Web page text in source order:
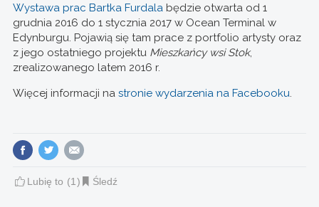
Wystawa prac Bartka Furdala będzie otwarta od 1
grudnia 2016 do 1 stycznia 2017 w Ocean Terminal w
Edynburgu. Pojawią się tam prace z portfolio artysty oraz
z jego ostatniego projektu Mieszkańcy wsi Stok,
zrealizowanego latem 2016 r.
Więcej informacji na stronie wydarzenia na Facebooku.
Lubię to 1 Śledź